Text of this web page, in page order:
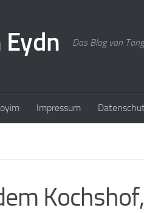
Eydn Das Blog von
Impressum